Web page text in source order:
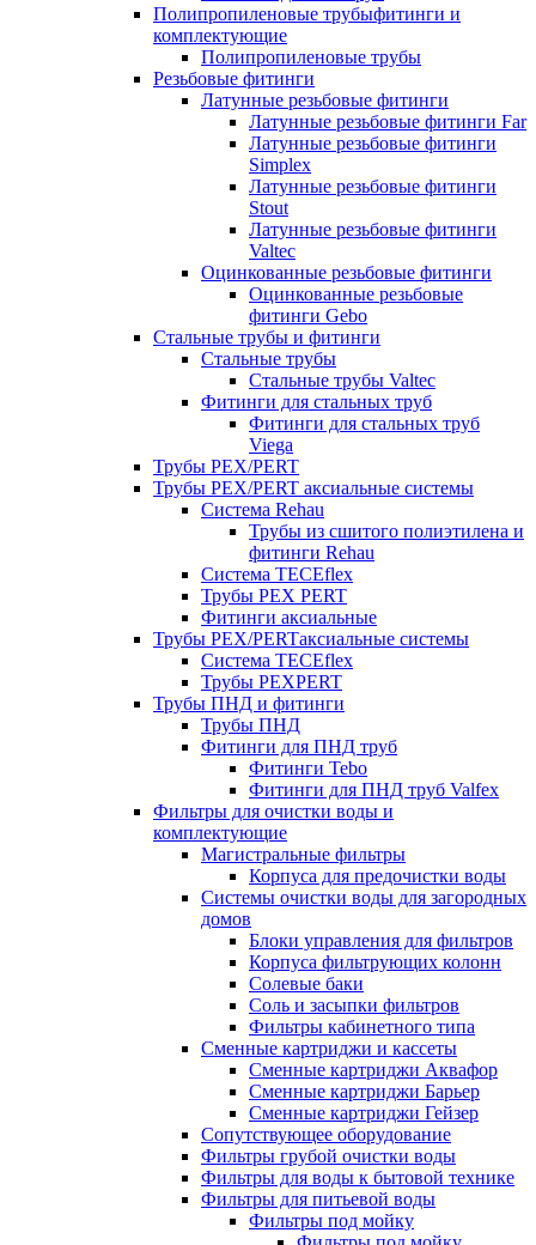
Полипропиленовые трубыфитинги и
комплектующие
Полипропиленовые трубы
Резьбовые фитинги
Латунные резьбовые фитинги
Латунные резьбовые фитинги Far
Латунные резьбовые фитинги
Simplex
Латунные резьбовые фитинги
Stout
Латунные резьбовые фитинги
Valtec
Оцинкованные резьбовые фитинги
Оцинкованные резьбовые
фитинги Gebo
Стальные трубы и фитинги
Стальные трубы
Стальные трубы Valtec
Фитинги для стальных труб
Фитинги для стальных труб
Viega
Трубы PEX/PERT
Трубы PEX/PERT аксиальные системы
Система Rehau
Трубы из сшитого полиэтилена и
фитинги Rehau
Система TECEflex
Трубы PEX PERT
Фитинги аксиальные
Трубы PEX/PERTаксиальные системы
Система TECEflex
Трубы PEXPERT
Трубы ПНД и фитинги
Трубы ПНД
Фитинги для ПНД труб
Фитинги Tebo
Фитинги для ПНД труб Valfex
Фильтры для очистки воды и
комплектующие
Магистральные фильтры
Корпуса для предочистки воды
Системы очистки воды для загородных
домов
Блоки управления для фильтров
Корпуса фильтрующих колонн
Солевые баки
Соль и засыпки фильтров
Фильтры кабинетного типа
Сменные картриджи и кассеты
Сменные картриджи Аквафор
Сменные картриджи Барьер
Сменные картриджи Гейзер
Сопутствующее оборудование
Фильтры грубой очистки воды
Фильтры для воды к бытовой технике
Фильтры для питьевой воды
Фильтры под мойку